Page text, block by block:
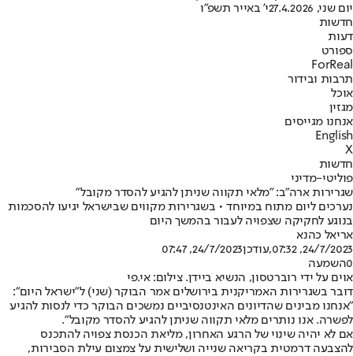
יום שני, 27.4.2026
י' באייר תשפ"ו
חדשות
דעות
ספורט
ForReal
תרבות ובידור
אוכל
מגזין
אנחנו מגייסים
English
X
חדשות
פוליטי-מדיני
שגרירות ארה"ב: "מלאי תקווה שניתן להגיע להסדר מקובל"
נערכים ליום מתוח במיוחד • בשגרירות מקווים שבישראל יגיעו להסכמות
בנוגע לחקיקה שצפויה לעבור בהמשך היום
אריאל כהנא
24/7/2023, 07:32
,עודכן24/7/2023, 07:47
0השמעה
אוים על ידי רוברטסון, הנשיא ביידן. צילום: אי.פי
דובר בשגרירות האמריקנית בירושלים אמר הבוקר (שני) ל"ישראל היום":
"אנחנו מבינים שהדיונים האינטנסיביים נמשכים הבוקר כדי לנסות להגיע
לפשרה. אנו נותרים מלאי תקווה שניתן להגיע להסדר מקובל".
אם לא יהיה שינוי של הרגע האחרון, מליאת הכנסת צפויה להתכנס
להצבעה דרמטית בקריאה שנייה ושלישית על צמצום עילת הסבירות,